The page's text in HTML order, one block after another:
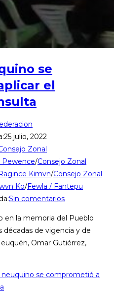
se
el
25 julio, 2022
Zonal
Pewence/Consejo Zonal
Kimvn/Consejo Zonal
Ko/Fewla / Fantepu
Sin comentarios
en la memoria del Pueblo
de vigencia y de
Omar Gutiérrez,
neuquino se comprometió a